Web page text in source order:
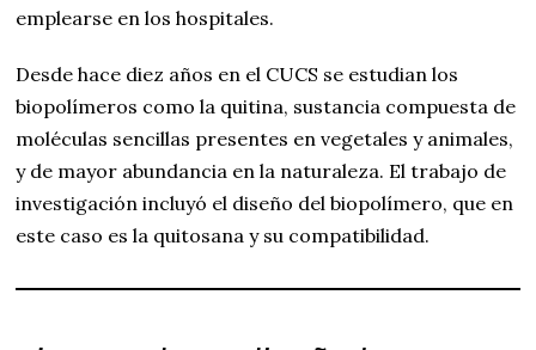
emplearse en los hospitales.
Desde hace diez años en el CUCS se estudian los
biopolímeros como la quitina, sustancia compuesta de
moléculas sencillas presentes en vegetales y animales,
y de mayor abundancia en la naturaleza. El trabajo de
investigación incluyó el diseño del biopolímero, que en
este caso es la quitosana y su compatibilidad.